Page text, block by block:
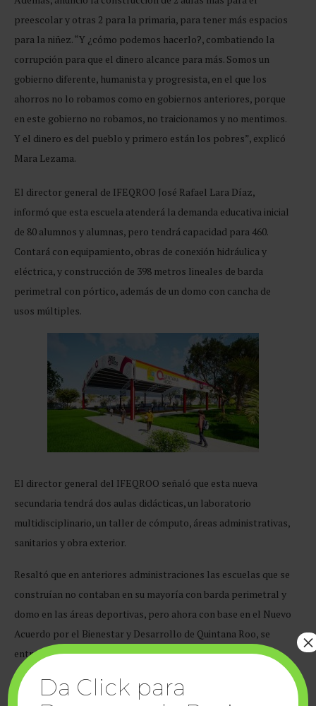
preescolar y otras 2 para la primaria, para tener más espacios
para la niñez. “Y ¿cómo podemos hacerlo?, combatiendo la
corrupción para que el dinero alcance para más. Somos un
gobierno diferente, humanista y progresista, en el que los
ahorros no lo robamos como en gobiernos anteriores, porque
en este gobierno no robamos, no traicionamos y no mentimos.
Y el dinero es del pueblo y primero están los pobres”, explicó
Mara Lezama.
El director general de IFEQROO José Rafael Lara Díaz,
informó que esta escuela atenderá la demanda educativa inicial
de 80 alumnos y alumnas, pero tendrá capacidad para 460.
Contará con equipamiento, obras de conexión hidráulica y
eléctrica, y construcción de 398 metros lineales de barda
perimetral con pórtico, además de un domo con cancha de
usos múltiples.
El director general del IFEQROO señaló que esta nueva
secundaria tendrá dos aulas didácticas, un laboratorio
multidisciplinario, un taller de cómputo, áreas administrativas,
sanitarios y obra exterior.
Resaltó que en anteriores administraciones las escuelas que se
construían no contaban en su mayoría con barda perimetral y
domo en las áreas deportivas, pero ahora con base en el Nuevo
Acuerdo por el Bienestar y Desarrollo de Quintana Roo, se
entregan los nuevos planteles con estos dos aditamentos.
Al respecto, la gobernadora Mara Lezama informó que a partir
Da Click para
×